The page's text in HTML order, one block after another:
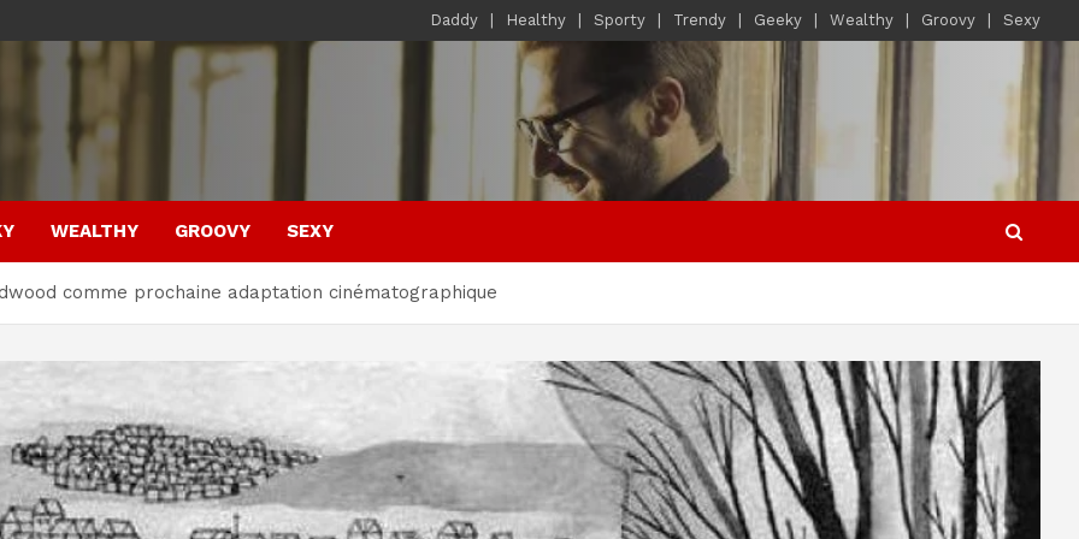
Daddy Healthy Sporty Trendy Geeky Wealthy Groovy Sexy
WEALTHY GROOVY SEXY
comme prochaine adaptation cinématographique